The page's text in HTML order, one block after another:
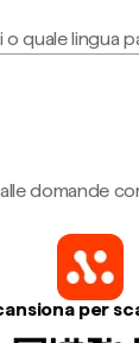
quale lingua
domande
per